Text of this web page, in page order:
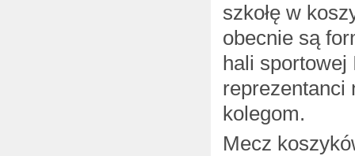
szkołę w
obecnie są
hali sportowej
reprezentanci
kolegom.
Mecz